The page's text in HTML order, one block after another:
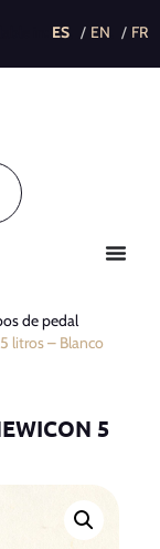
de pedal
litros – Blanco
5